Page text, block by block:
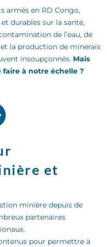
armés en RD Congo,
durables sur la santé,
de l’eau, de
et la production de minerais
insoupçonnés. Mais
faire à notre échelle ?
et
minière depuis de
partenaires
pour permettre à